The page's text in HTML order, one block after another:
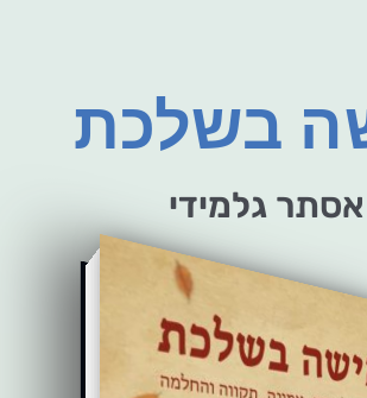
בשלכת
אסתר גלמידי